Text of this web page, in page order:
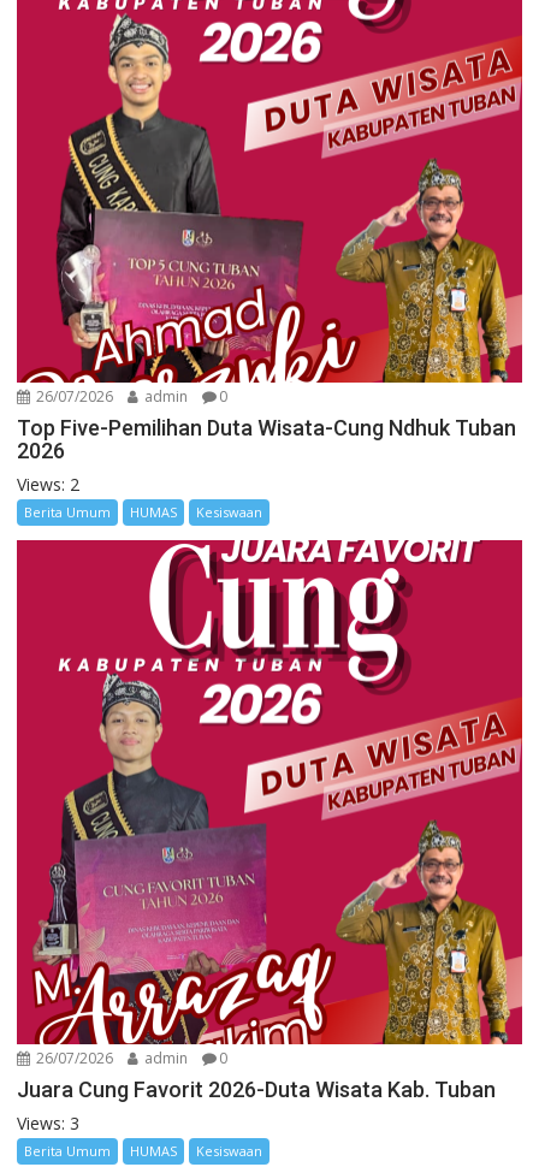
26/07/2026 admin 0
Top Five-Pemilihan Duta Wisata-Cung Ndhuk Tuban
2026
Views: 2
Berita Umum HUMAS Kesiswaan
26/07/2026 admin 0
Juara Cung Favorit 2026-Duta Wisata Kab. Tuban
Views: 3
Berita Umum HUMAS Kesiswaan